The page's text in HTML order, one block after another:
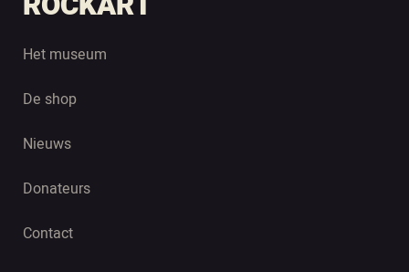
Het museum
De shop
Nieuws
Donateurs
Contact